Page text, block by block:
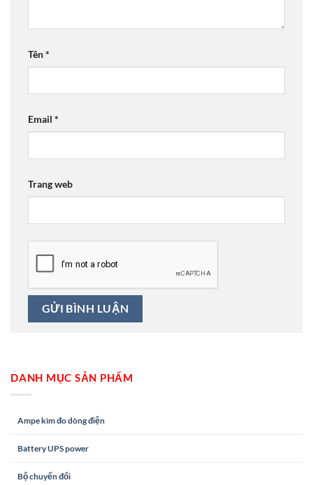
Tên*
Email *
Trang web
DANH MỤC SẢN PHẨM
Ampe kìm đo dòng điện
Battery UPS power
Bộ chuyển đổi